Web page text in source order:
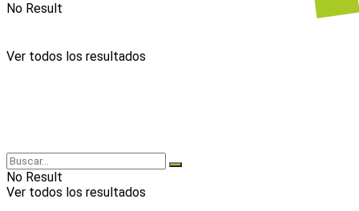
No Result
Ver todos los resultados
No Result
Ver todos los resultados